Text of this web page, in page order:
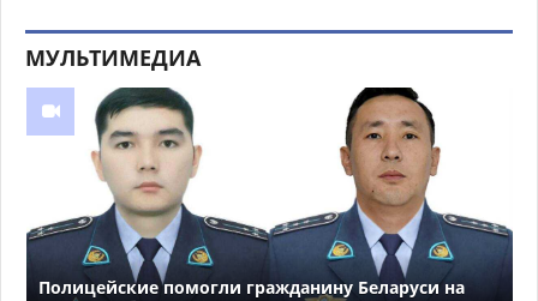
МУЛЬТИМЕДИА
Полицейские помогли гражданину Беларуси на